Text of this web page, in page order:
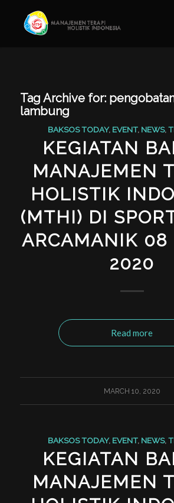
Tag Archive for:
lambung
BAKSOS TODAY, EVENT, NEWS,
KEGIATAN
MANAJEMEN
HOLISTIK
(MTHI) DI
ARCAMANIK 08
2020
Read more
MARCH 10, 2020
BAKSOS TODAY, EVENT, NEWS,
KEGIATAN
MANAJEMEN